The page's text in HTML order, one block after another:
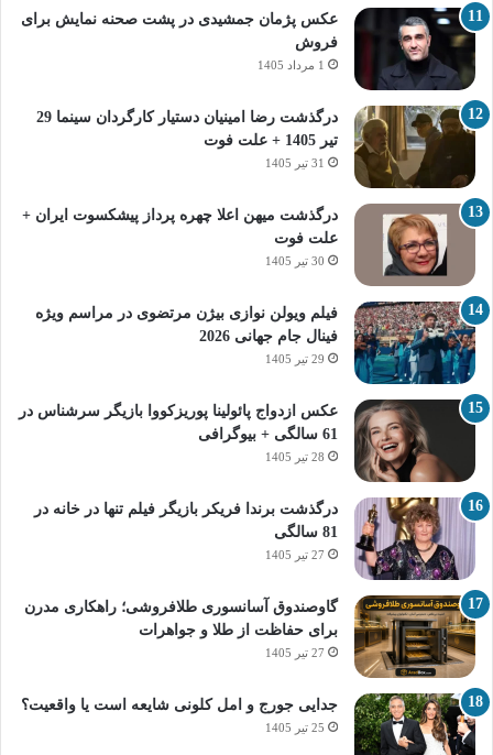
عکس پژمان جمشیدی در پشت صحنه نمایش برای
فروش
1 مرداد 1405
درگذشت رضا امینیان دستیار کارگردان سینما 29
تیر 1405 + علت فوت
31 تیر 1405
درگذشت میهن اعلا چهره پرداز پیشکسوت ایران +
علت فوت
30 تیر 1405
فیلم ویولن نوازی بیژن مرتضوی در مراسم ویژه
فینال جام جهانی 2026
29 تیر 1405
عکس ازدواج پائولینا پوریزکووا بازیگر سرشناس در
61 سالگی + بیوگرافی
28 تیر 1405
درگذشت برندا فریکر بازیگر فیلم تنها در خانه در
81 سالگی
27 تیر 1405
گاوصندوق آسانسوری طلافروشی؛ راهکاری مدرن
برای حفاظت از طلا و جواهرات
27 تیر 1405
جدایی جورج و امل کلونی شایعه است یا واقعیت؟
25 تیر 1405